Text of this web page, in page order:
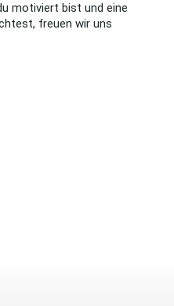
motiviert bist und eine
freuen wir uns